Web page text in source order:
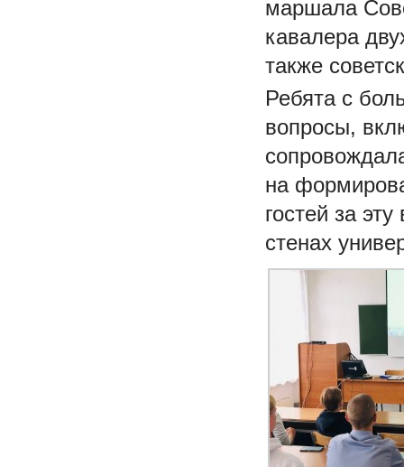
маршала
кавалера
также
Ребята с
вопросы,
на
гостей за
стенах